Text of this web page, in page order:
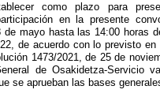
como plazo para
en la presente
de mayo hasta las 14:00 horas
de acuerdo con lo previsto en
1473/2021, de 25 de
de Osakidetza-Servicio
se aprueban las bases